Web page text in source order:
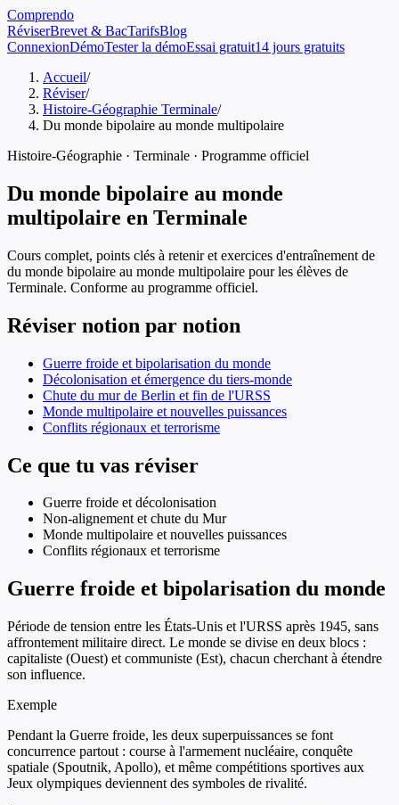
Comprendo
RéviserBrevet & BacTarifsBlog
ConnexionDémoTester la démoEssai gratuit14 jours gratuits
Accueil/
Réviser/
Histoire-Géographie Terminale/
Du monde bipolaire au monde multipolaire
Histoire-Géographie · Terminale · Programme officiel
Du monde bipolaire au monde
multipolaire en Terminale
Cours complet, points clés à retenir et exercices d'entraînement de
du monde bipolaire au monde multipolaire pour les élèves de
Terminale. Conforme au programme officiel.
Réviser notion par notion
Guerre froide et bipolarisation du monde
Décolonisation et émergence du tiers-monde
Chute du mur de Berlin et fin de l'URSS
Monde multipolaire et nouvelles puissances
Conflits régionaux et terrorisme
Ce que tu vas réviser
Guerre froide et décolonisation
Non-alignement et chute du Mur
Monde multipolaire et nouvelles puissances
Conflits régionaux et terrorisme
Guerre froide et bipolarisation du monde
Période de tension entre les États-Unis et l'URSS après 1945, sans
affrontement militaire direct. Le monde se divise en deux blocs :
capitaliste (Ouest) et communiste (Est), chacun cherchant à étendre
son influence.
Exemple
Pendant la Guerre froide, les deux superpuissances se font
concurrence partout : course à l'armement nucléaire, conquête
spatiale (Spoutnik, Apollo), et même compétitions sportives aux
Jeux olympiques deviennent des symboles de rivalité.